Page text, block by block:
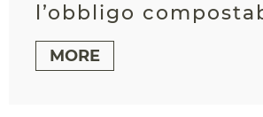
l’obbligo
MORE